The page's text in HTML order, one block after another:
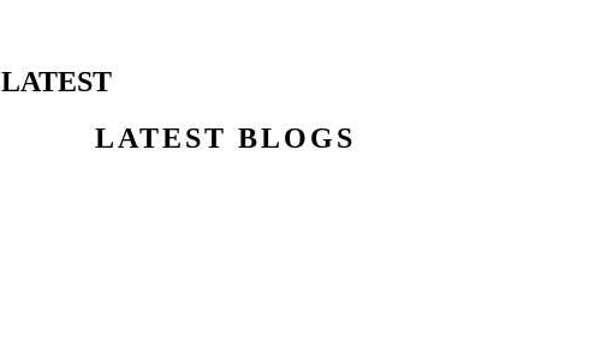
LATEST
LATEST BLOGS